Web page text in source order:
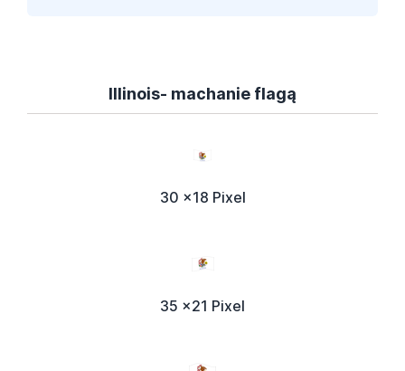
Illinois- machanie flagą
30 x18 Pixel
35 x21 Pixel